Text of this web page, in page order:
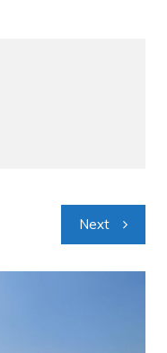
Next